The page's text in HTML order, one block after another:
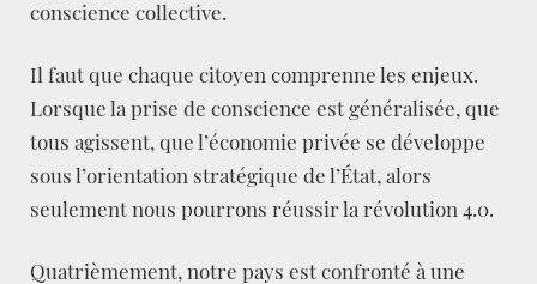
conscience collective.
Il faut que chaque citoyen comprenne les enjeux.
Lorsque la prise de conscience est généralisée, que
tous agissent, que l’économie privée se développe
sous l’orientation stratégique de l’État, alors
seulement nous pourrons réussir la révolution 4.0.
Quatrièmement, notre pays est confronté à une